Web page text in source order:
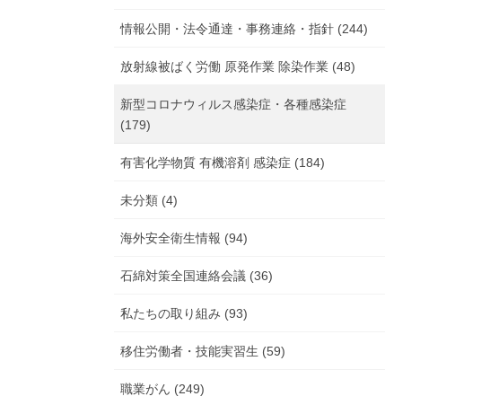
情報公開・法令通達・事務連絡・指針 (244)
放射線被ばく労働 原発作業 除染作業 (48)
新型コロナウィルス感染症・各種感染症
(179)
有害化学物質 有機溶剤 感染症 (184)
未分類 (4)
海外安全衛生情報 (94)
石綿対策全国連絡会議 (36)
私たちの取り組み (93)
移住労働者・技能実習生 (59)
職業がん (249)